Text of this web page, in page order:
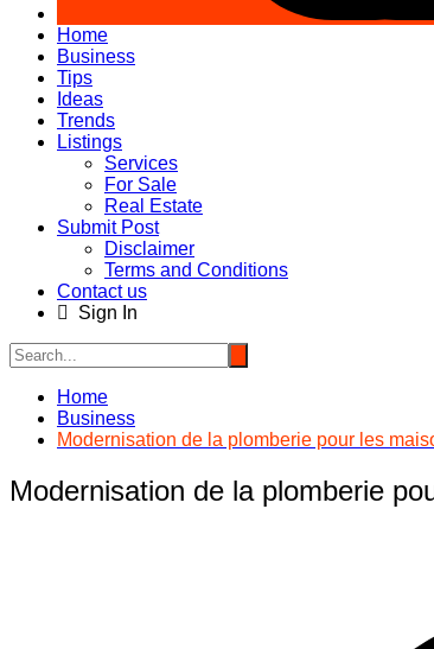
Home
Business
Tips
Ideas
Trends
Listings
Services
For Sale
Real Estate
Submit Post
Disclaimer
Terms and Conditions
Contact us
Sign In
Home
Business
Modernisation de la plomberie pour les
Modernisation de la plomberie